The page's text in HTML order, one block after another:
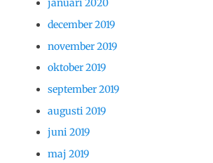
januari 2020
december 2019
november 2019
oktober 2019
september 2019
augusti 2019
juni 2019
maj 2019